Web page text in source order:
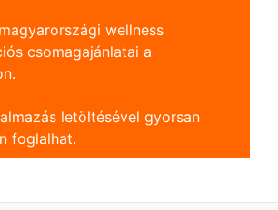
wellness
csomagajánlatai a
letöltésével gyorsan
foglalhat.